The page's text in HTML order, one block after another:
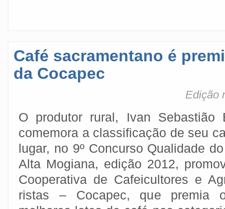
Café sacramentano é
da Cocapec
Edição
O produtor rural, Ivan Sebastião
comemora a classificação de seu
lugar, no 9º Concurso Qualidade
Alta Mogiana, edição 2012,
Cooperativa de Cafeicultores e
ristas – Cocapec, que premia